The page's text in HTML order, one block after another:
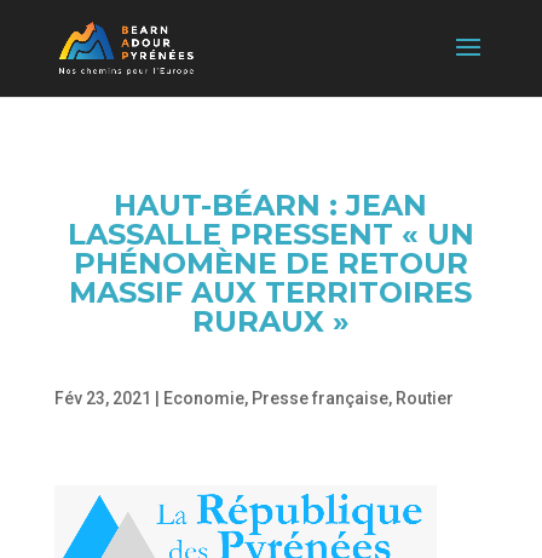
HAUT-BÉARN : JEAN
LASSALLE PRESSENT « UN
PHÉNOMÈNE DE RETOUR
MASSIF AUX TERRITOIRES
RURAUX »
Fév 23, 2021 Economie, Presse française, Routier